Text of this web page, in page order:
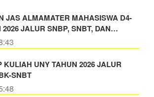
JAS ALMAMATER MAHASISWA D4-
2026 JALUR SNBP, SNBT, DAN…
KULIAH UNY TAHUN 2026 JALUR
SNBT